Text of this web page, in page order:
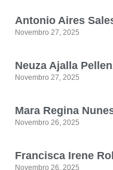
Antonio Aires
Novembro 27, 2025
Neuza Ajalla
Novembro 27, 2025
Mara Regina
Novembro 26, 2025
Francisca Irene
Novembro 26, 2025